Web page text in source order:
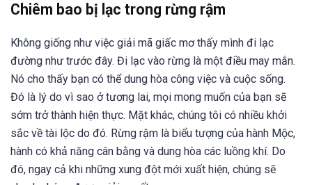
Chiêm bao bị lạc trong rừng rậm
Không giống như việc giải mã giấc mơ thấy mình đi lạc
đường như trước đây. Đi lạc vào rừng là một điều may mắn.
Nó cho thấy bạn có thể dung hòa công việc và cuộc sống.
Đó là lý do vì sao ở tương lai, mọi mong muốn của bạn sẽ
sớm trở thành hiện thực. Mặt khác, chúng tôi có nhiều khởi
sắc về tài lộc do đó. Rừng rậm là biểu tượng của hành Mộc,
hành có khả năng cân bằng và dung hòa các luồng khí. Do
đó, ngay cả khi những xung đột mới xuất hiện, chúng sẽ